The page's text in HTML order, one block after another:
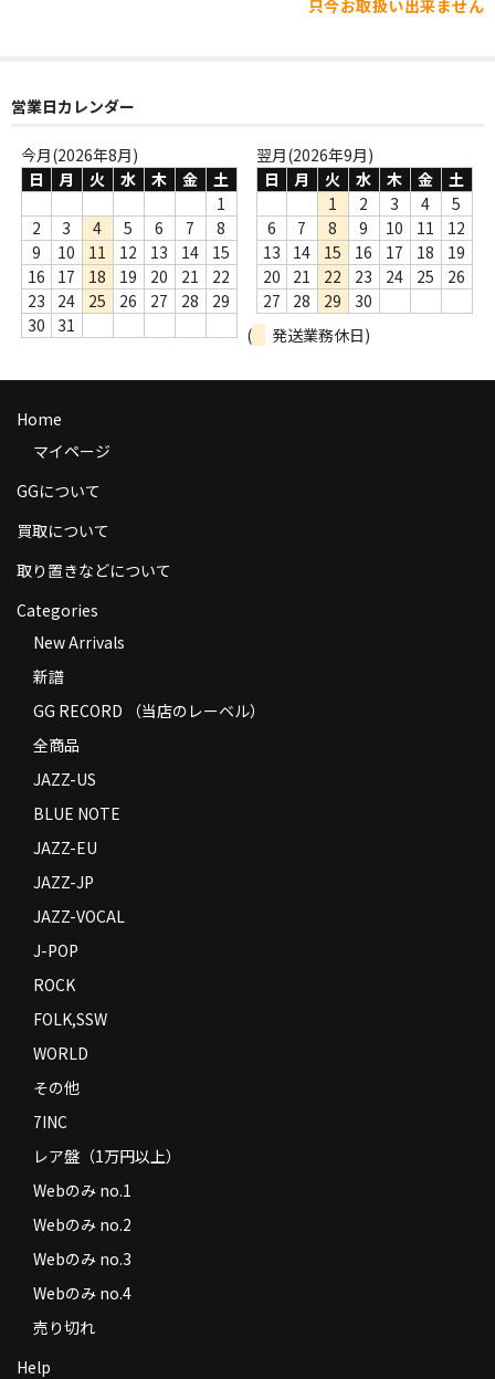
Webのみ no.3
Webのみ no.4
売り切れ
Help
お支払い方法
返品
特定商取引法に基づく表示
Contact
只今お取扱い出来ません
営業日カレンダー
今月(2026年8月)
日
月 火 水 木 金
土
1
2
3 4 5 6 7
8
9
10 11 12 13 14
15
16
17 18 19 20 21
22
23
24 25 26 27 28
29
30
31
翌月(2026年9月)
日
月 火 水 木 金
土
1
2 3 4
5
6
7 8 9 10 11
12
13
14 15 16 17 18
19
20
21 22 23 24 25
26
27
28 29
30
(
発送業務休日)
Home
マイページ
GGについて
買取について
取り置きなどについて
Categories
New Arrivals
新譜
GG RECORD （当店のレーベル）
全商品
JAZZ-US
BLUE NOTE
JAZZ-EU
JAZZ-JP
JAZZ-VOCAL
J-POP
ROCK
FOLK,SSW
WORLD
その他
7INC
レア盤（1万円以上）
Webのみ no.1
Webのみ no.2
Webのみ no.3
Webのみ no.4
売り切れ
Help